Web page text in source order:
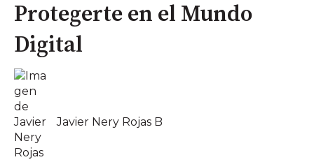
Protegerte en el Mundo
Digital
Javier Nery Rojas B